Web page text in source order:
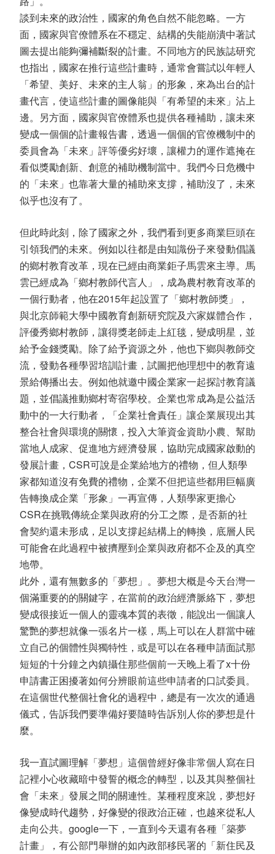
談到未來的政治性，國家的角色自然不能忽略。一方
面，國家與官僚體系在不穩定、結構的失能崩潰中著試
圖去提出能夠彌補斷裂的計畫。不同地方的民族誌研究
也指出，國家在推行這些計畫時，通常會嘗試以年輕人
「希望、美好、未來的主人翁」的形象，來為出台的計
畫代言，使這些計畫的圖像能與「有希望的未來」沾上
邊。另方面，國家與官僚體系也提供各種補助，讓未來
變成一個個的計畫報告書，透過一個個的官僚機制中的
委員會為「未來」評等優劣好壞，讓權力的運作遮掩在
看似獎勵創新、創意的補助機制當中。我們今日危機中
的「未來」也靠著大量的補助來支撐，補助沒了，未來
似乎也沒有了。
但此時此刻，除了國家之外，我們看到更多商業巨頭在
引領我們的未來。例如以往都是由知識份子來發動倡議
的鄉村教育改革，現在已經由商業鉅子馬雲來主導。馬
雲已經成為「鄉村教師代言人」，成為農村教育改革的
一個行動者，他在2015年起設置了「鄉村教師獎」，
與北京師範大學中國教育創新研究院及六家媒體合作，
評優秀鄉村教師，讓得獎老師走上紅毯，變成明星，並
給予金錢獎勵。除了給予資源之外，他也下鄉與教師交
流，發動各種學習培訓計畫，試圖把他理想中的教育遠
景給傳播出去。例如他就邀中國企業家一起探討教育議
題，並倡議推動鄉村寄宿學校。企業也常成為是公益活
動中的一大行動者，「企業社會責任」讓企業展現出其
整合社會與環境的關懷，投入大筆資金資助小農、幫助
當地人成家、促進地方經濟發展，協助完成國家啟動的
發展計畫，CSR可說是企業給地方的禮物，但人類學
家都知道沒有免費的禮物，企業不但把這些都用巨幅廣
告轉換成企業「形象」一再宣傳，人類學家更擔心
CSR在挑戰傳統企業與政府的分工之際，是否新的社
會契約還未形成，足以支撐起結構上的轉換，底層人民
可能會在此過程中被擠壓到企業與政府都不企及的真空
地帶。
此外，還有無數多的「夢想」。夢想大概是今天台灣一
個滿重要的的關鍵字，在當前的政治經濟脈絡下，夢想
變成很接近一個人的靈魂本質的表徵，能說出一個讓人
驚艷的夢想就像一張名片一樣，馬上可以在人群當中確
立自己的個體性與獨特性，或是可以在各種申請面試那
短短的十分鐘之內鎮攝住那些個前一天晚上看了x十份
申請書正困擾著如何分辨眼前這些申請者的口試委員。
在這個世代整個社會化的過程中，總是有一次次的通過
儀式，告訴我們要準備好要隨時告訴別人你的夢想是什
麼。
我一直試圖理解「夢想」這個曾經好像非常個人寫在日
記裡小心收藏暗中發誓的概念的轉型，以及其與整個社
會「未來」發展之間的關連性。某種程度來說，夢想好
像變成時代趨勢，好像變的很政治正確，也越來從私人
走向公共。google一下，一直到今天還有各種「築夢
計畫」，有公部門舉辦的如內政部移民署的「新住民及